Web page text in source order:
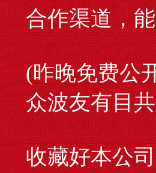
合作渠道，
(昨晚免费公
众波友有目
收藏好本公